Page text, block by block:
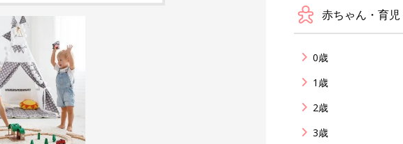
赤ちゃん・育児
0歳
1歳
2歳
3歳